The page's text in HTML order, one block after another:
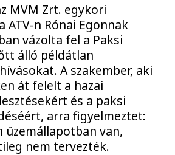
MVM Zrt. egykori
ATV-n Rónai Egonnak
vázolta fel a Paksi
álló példátlan
A szakember, aki
át felelt a hazai
és a paksi
arra figyelmeztet:
üzemállapotban van,
nem tervezték.